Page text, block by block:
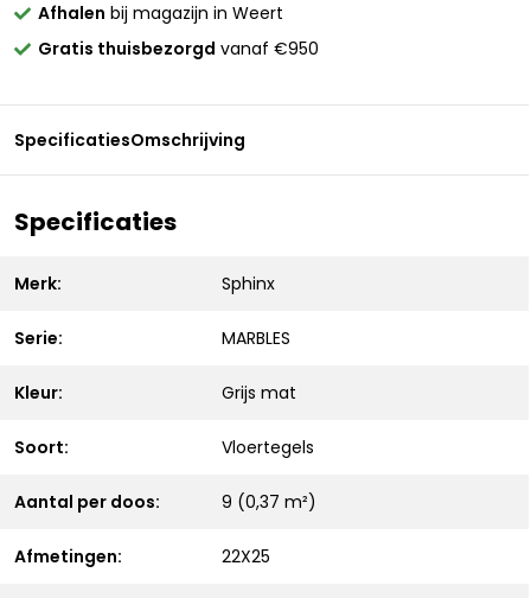
Afhalen bij magazijn in Weert
Gratis thuisbezorgd vanaf €950
SpecificatiesOmschrijving
Specificaties
Merk: Sphinx
Serie: MARBLES
Kleur: Grijs mat
Soort: Vloertegels
Aantal per doos: 9 (0,37 m²)
Afmetingen: 22X25